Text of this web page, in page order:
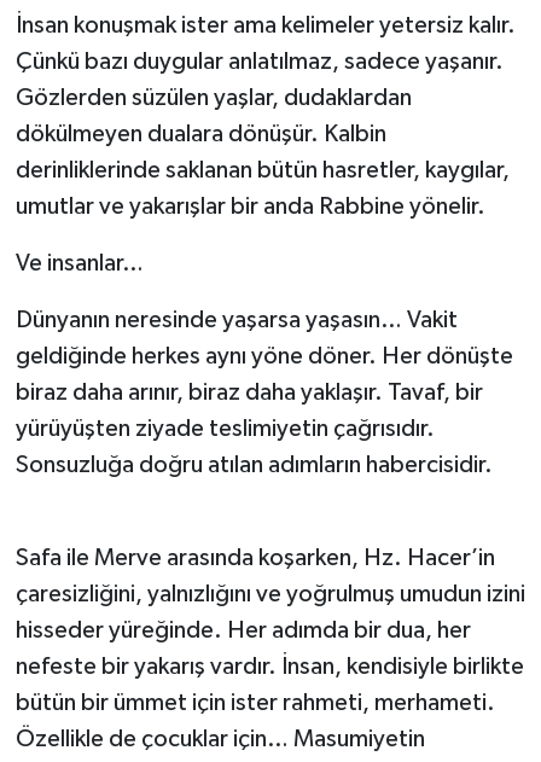
İnsan konuşmak ister ama kelimeler yetersiz kalır.
Çünkü bazı duygular anlatılmaz, sadece yaşanır.
Gözlerden süzülen yaşlar, dudaklardan
dökülmeyen dualara dönüşür. Kalbin
derinliklerinde saklanan bütün hasretler, kaygılar,
umutlar ve yakarışlar bir anda Rabbine yönelir.
Ve insanlar…
Dünyanın neresinde yaşarsa yaşasın… Vakit
geldiğinde herkes aynı yöne döner. Her dönüşte
biraz daha arınır, biraz daha yaklaşır. Tavaf, bir
yürüyüşten ziyade teslimiyetin çağrısıdır.
Sonsuzluğa doğru atılan adımların habercisidir.
Safa ile Merve arasında koşarken, Hz. Hacer’in
çaresizliğini, yalnızlığını ve yoğrulmuş umudun izini
hisseder yüreğinde. Her adımda bir dua, her
nefeste bir yakarış vardır. İnsan, kendisiyle birlikte
bütün bir ümmet için ister rahmeti, merhameti.
Özellikle de çocuklar için… Masumiyetin
Konya Müftülüğü
Kütahya Müftülüğü
Malatya Müftülüğü
Mersin Müftülüğü
Muğla Müftülüğü
Muş Müftülüğü
Niğde Müftülüğü
Ordu Müftülüğü
Osmaniye Müftülüğü